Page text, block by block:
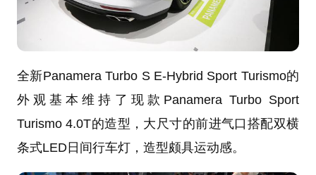
全新Panamera Turbo S E-Hybrid Sport Turismo的
外观基本维持了现款Panamera Turbo Sport
Turismo 4.0T的造型，大尺寸的前进气口搭配双横
条式LED日间行车灯，造型颇具运动感。